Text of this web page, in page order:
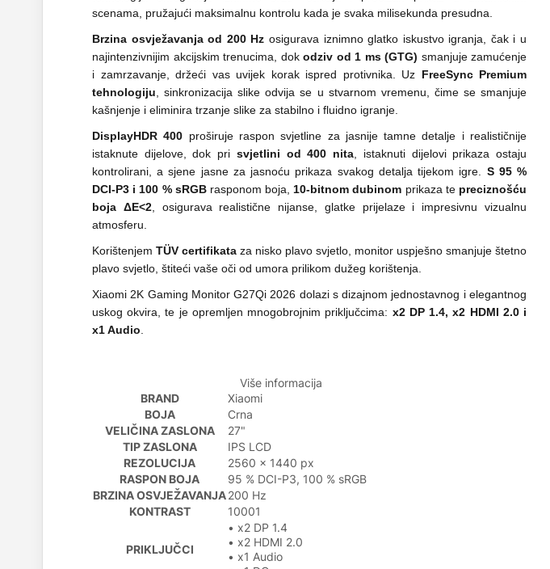
scenama, pružajući maksimalnu kontrolu kada je svaka milisekunda presudna.
Brzina osvježavanja od 200 Hz osigurava iznimno glatko iskustvo igranja, čak i u
najintenzivnijim akcijskim trenucima, dok odziv od 1 ms (GTG) smanjuje zamućenje
i zamrzavanje, držeći vas uvijek korak ispred protivnika. Uz FreeSync Premium
tehnologiju , sinkronizacija slike odvija se u stvarnom vremenu, čime se smanjuje
kašnjenje i eliminira trzanje slike za stabilno i fluidno igranje.
DisplayHDR 400 proširuje raspon svjetline za jasnije tamne detalje i realističnije
istaknute dijelove, dok pri svjetlini od 400 nita , istaknuti dijelovi prikaza ostaju
kontrolirani, a sjene jasne za jasnoću prikaza svakog detalja tijekom igre. S 95 %
DCI-P3 i 100 % sRGBrasponom boja, 10-bitnom dubinom prikaza te preciznošću
boja ΔE<2, osigurava realistične nijanse, glatke prijelaze i impresivnu vizualnu
atmosferu.
Korištenjem TÜV certifikata za nisko plavo svjetlo, monitor uspješno smanjuje štetno
plavo svjetlo, štiteći vaše oči od umora prilikom dužeg korištenja.
Xiaomi 2K Gaming Monitor G27Qi 2026 dolazi s dizajnom jednostavnog i elegantnog
uskog okvira, te je opremljen mnogobrojnim priključcima: x2 DP 1.4, x2 HDMI 2.0 i
x1 Audio
Više informacija
BRAND
Xiaomi
BOJA
Crna
VELIČINA ZASLONA
27"
TIP ZASLONA
IPS LCD
REZOLUCIJA
2560 x 1440 px
RASPON BOJA
95 % DCI-P3, 100 % sRGB
BRZINA OSVJEŽAVANJA200 Hz
KONTRAST
10001
PRIKLJUČCI
• x2 DP 1.4
• x2 HDMI 2.0
• x1 Audio